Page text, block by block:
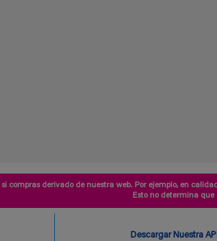
compras derivado de nuestra web. Por ejemplo, en
Esto no determina que
Descargar Nuestra